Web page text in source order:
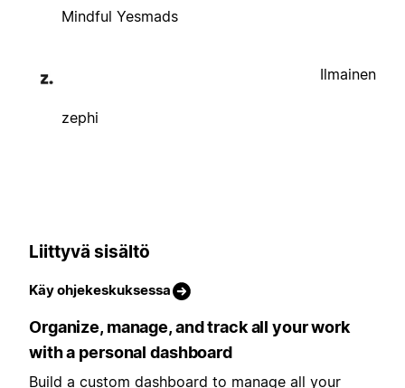
Mindful Yesmads
zephi
Ilmainen
Liittyvä sisältö
Käy ohjekeskuksessa
Organize, manage, and track all your work
with a personal dashboard
Build a custom dashboard to manage all your